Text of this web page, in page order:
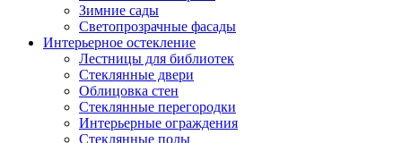
Зимние сады
Светопрозрачные фасады
Интерьерное остекление
Лестницы для библиотек
Стеклянные двери
Облицовка стен
Стеклянные перегородки
Интерьерные ограждения
Стеклянные полы